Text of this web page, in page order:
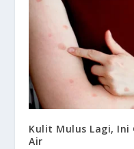
Kulit Mulus Lagi, Ini
Air